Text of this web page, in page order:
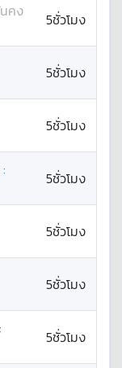
คง
5ชั่วโมง
5ชั่วโมง
5ชั่วโมง
:
5ชั่วโมง
5ชั่วโมง
5ชั่วโมง
:
5ชั่วโมง